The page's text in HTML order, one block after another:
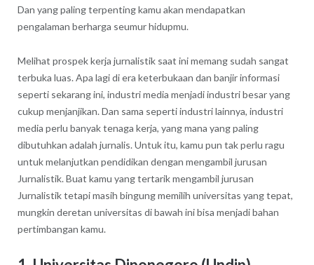
Dan yang paling terpenting kamu akan mendapatkan
pengalaman berharga seumur hidupmu.
Melihat prospek kerja jurnalistik saat ini memang sudah sangat
terbuka luas. Apa lagi di era keterbukaan dan banjir informasi
seperti sekarang ini, industri media menjadi industri besar yang
cukup menjanjikan. Dan sama seperti industri lainnya, industri
media perlu banyak tenaga kerja, yang mana yang paling
dibutuhkan adalah jurnalis. Untuk itu, kamu pun tak perlu ragu
untuk melanjutkan pendidikan dengan mengambil jurusan
Jurnalistik. Buat kamu yang tertarik mengambil jurusan
Jurnalistik tetapi masih bingung memilih universitas yang tepat,
mungkin deretan universitas di bawah ini bisa menjadi bahan
pertimbangan kamu.